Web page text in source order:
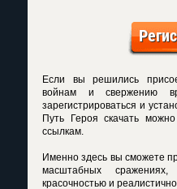
Если вы решились
войнам и свержению
зарегистрироваться и
Путь Героя скачать
ссылкам.
Именно здесь вы сможете
масштабных
красочностью и